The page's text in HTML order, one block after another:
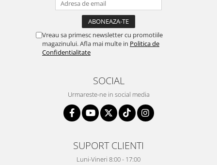
Vreau sa primesc newsletter cu promotiile
magazinului. Afla mai multe in Politica de
Confidentialitate
SOCIAL
Urmareste-ne in social media
SUPORT CLIENTI
Luni-Vineri 8:00 - 17:00